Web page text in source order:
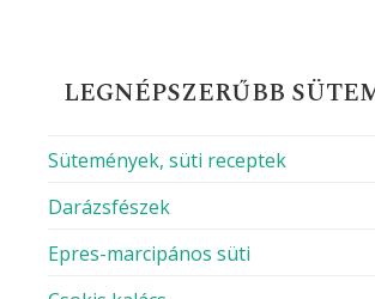
A nevem, e-mail címem, és
mentése a böngészőben a